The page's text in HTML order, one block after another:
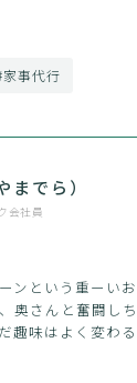
家事代行
までら）
会社員
ンという重ーい
奥さんと奮闘し
趣味はよく変わ